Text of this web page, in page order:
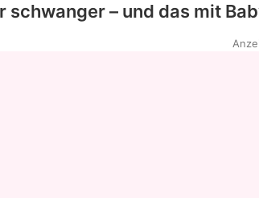
schwanger – und das mit